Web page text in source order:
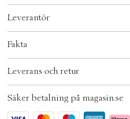
t
n
Leverantör
Fakta
EAN: 3666057216886
ID: AELP61-0008
Leverans och retur
Säker betalning på magasin.se